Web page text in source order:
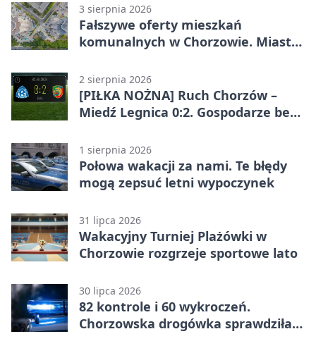
3 sierpnia 2026
Fałszywe oferty mieszkań
komunalnych w Chorzowie. Miasto
2 sierpnia 2026
[PIŁKA NOŻNA] Ruch Chorzów –
Miedź Legnica 0:2. Gospodarze bez
1 sierpnia 2026
Połowa wakacji za nami. Te błędy
mogą zepsuć letni wypoczynek
31 lipca 2026
Wakacyjny Turniej Plażówki w
Chorzowie rozgrzeje sportowe lato
30 lipca 2026
82 kontrole i 60 wykroczeń.
Chorzowska drogówka sprawdziła